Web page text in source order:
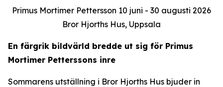
Primus Mortimer Pettersson 10 juni - 30 augusti 2026
Bror Hjorths Hus, Uppsala
En färgrik bildvärld bredde ut sig för Primus
Mortimer Petterssons inre
Sommarens utställning i Bror Hjorths Hus bjuder in